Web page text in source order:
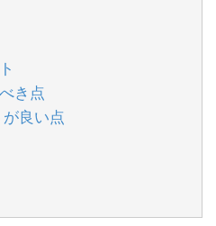
き点
良い点